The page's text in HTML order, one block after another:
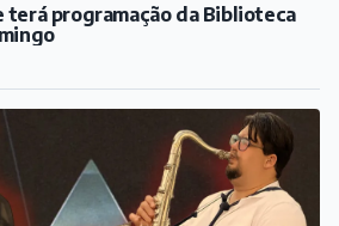
terá programação da Biblioteca